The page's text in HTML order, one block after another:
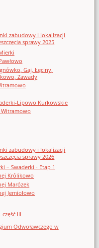
zabudowy i lokalizacji
sprawy 2025
Gaj, Łęciny,
Zawady
Lipowo Kurkowskie
zabudowy i lokalizacji
sprawy 2026
– Swaderki - Etap 1
Królikowo
Marózek
Jemiołowo
III
Odwoławczego w